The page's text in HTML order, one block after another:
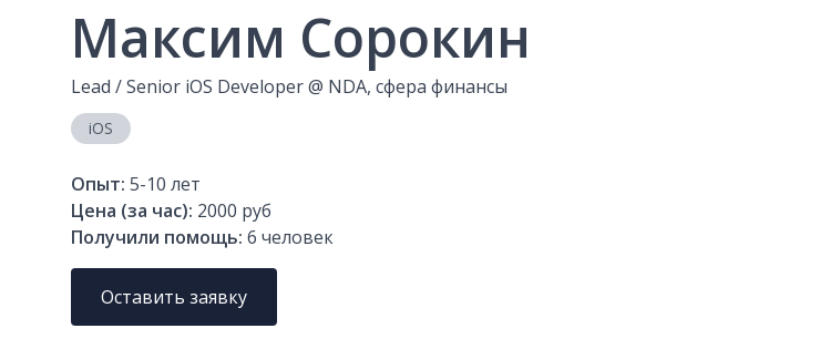
Максим Сорокин
Lead / Senior iOS Developer@ NDA, сфера финансы
iOS
Опыт: 5-10 лет
Цена (за час): 2000 руб
Получили помощь: 6 человек
Оставить заявку